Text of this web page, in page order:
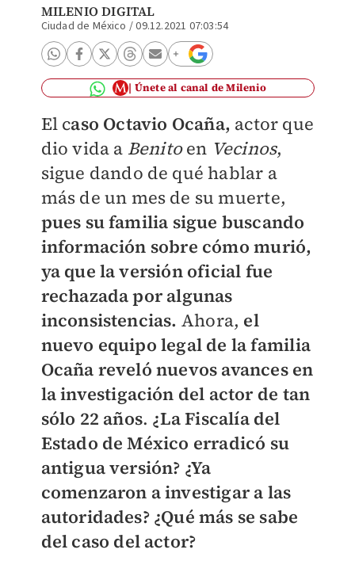
MILENIO DIGITAL
Ciudad de México /09.12.2021 07:03:54
Únete al canal de Milenio
El caso Octavio Ocaña, actor que
dio vida a Benitoen Vecinos,
sigue dando de qué hablar a
más de un mes de su muerte,
pues su familia sigue buscando
información sobre cómo murió,
ya que la versión oficial fue
rechazada por algunas
inconsistencias. Ahora, el
nuevo equipo legal de la familia
Ocaña reveló nuevos avances en
la investigación del actor de tan
sólo 22 años. ¿La Fiscalía del
Estado de México erradicó su
antigua versión? ¿Ya
comenzaron a investigar a las
autoridades? ¿Qué más se sabe
del caso del actor?